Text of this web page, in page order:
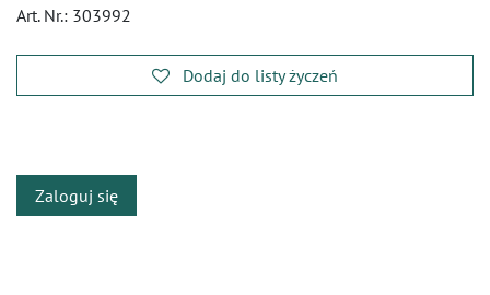
Art. Nr.: 303992
Dodaj do listy życzeń
Zaloguj się